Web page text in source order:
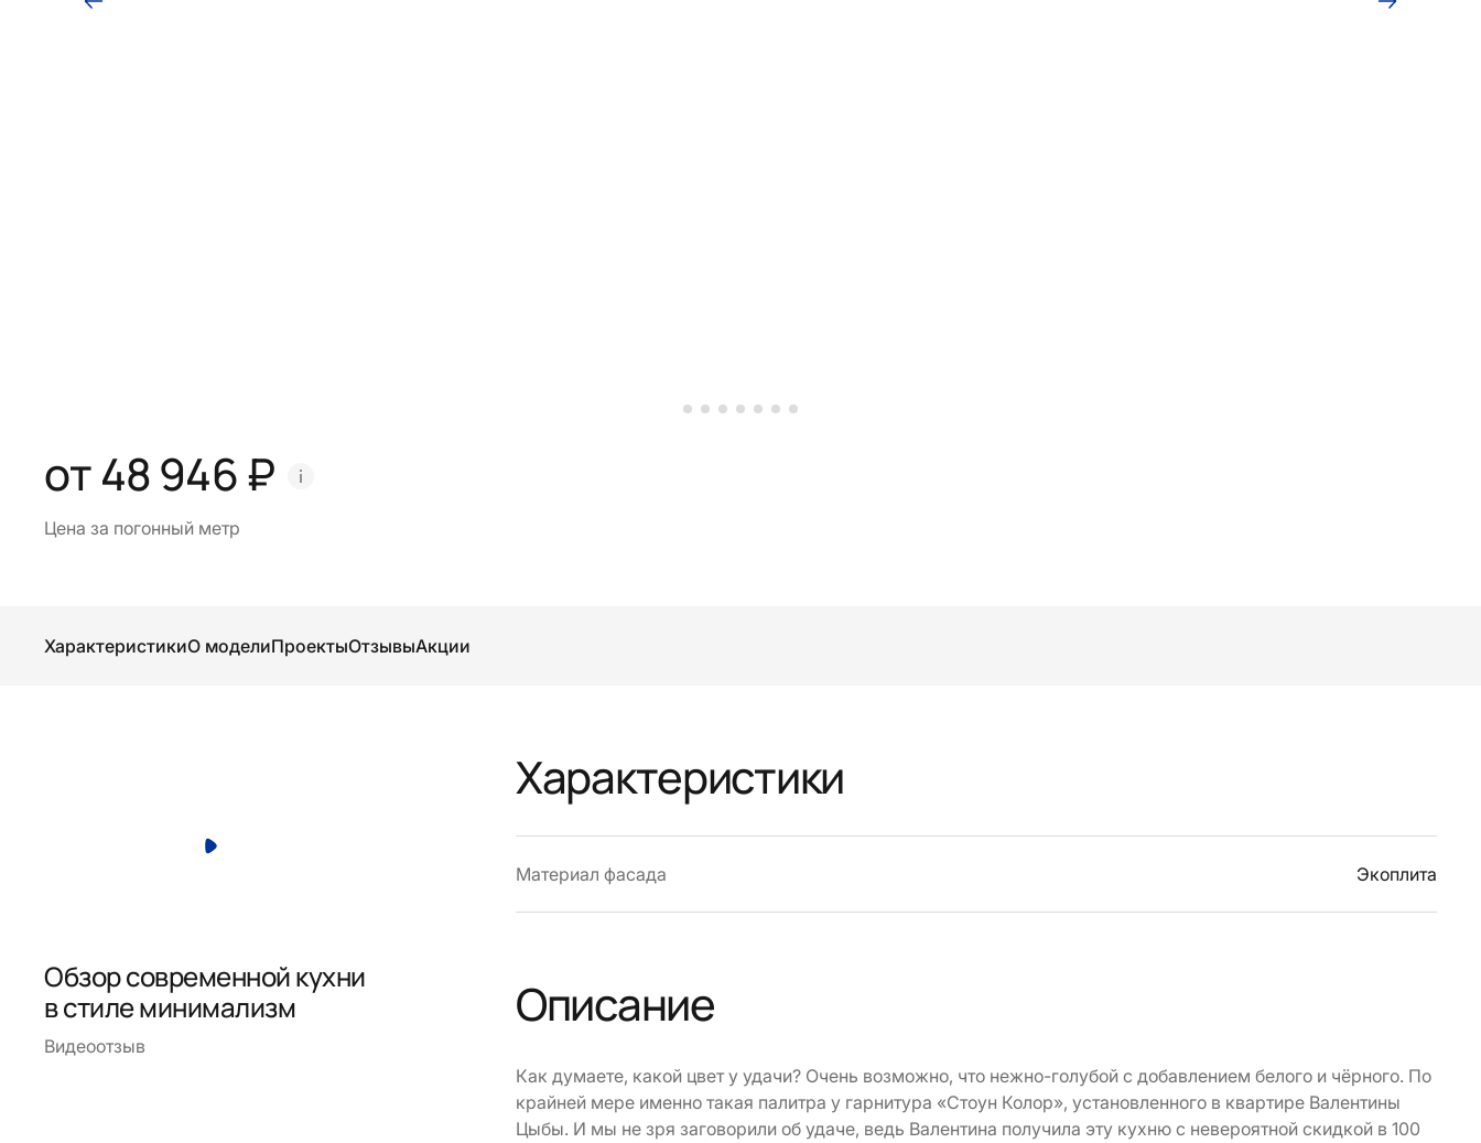
от 48 946 ₽
Цена за погонный метр
ХарактеристикиО моделиПроектыОтзывыАкции
Обзор современной кухни
в стиле минимализм
Видеоотзыв
Характеристики
Материал фасада Экоплита
Описание
Как думаете, какой цвет у удачи? Очень возможно, что нежно-голубой с добавлением белого и чёрного. По
крайней мере именно такая палитра у гарнитура «Стоун Колор», установленного в квартире Валентины
Цыбы. И мы не зря заговорили об удаче, ведь Валентина получила эту кухню с невероятной скидкой в 100